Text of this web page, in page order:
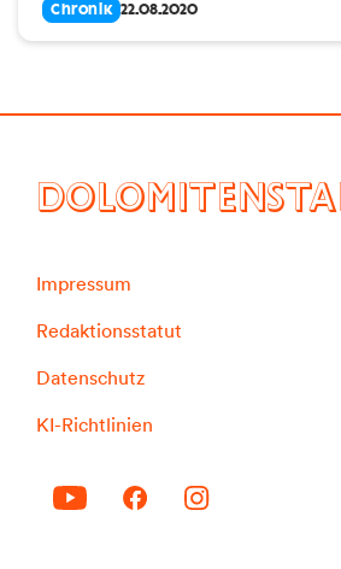
Chronik 22.08.2020
Impressum
Redaktionsstatut
Datenschutz
KI-Richtlinien